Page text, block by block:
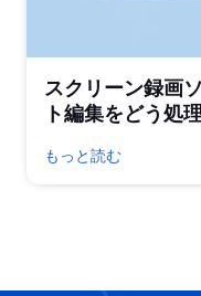
スクリーン録画
ト編集をどう処
もっと読む